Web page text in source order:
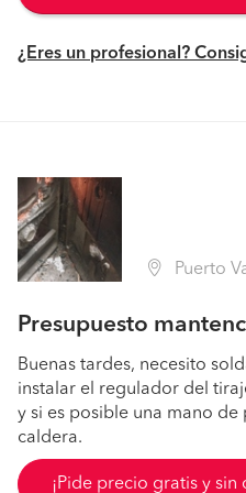
¿Eres un profesional?
Puerto Varas
Presupuesto
Buenas tardes, necesito
instalar el regulador del
y si es posible una mano
caldera.
¡Pide precio gratis y